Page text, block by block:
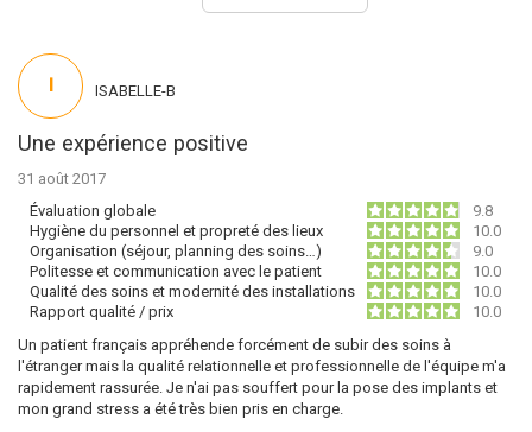
Une expérience positive
31 août 2017
Évaluation globale
9.8
Hygiène du personnel et propreté des lieux
10.0
Organisation (séjour, planning des soins…)
9.0
Politesse et communication avec le patient
10.0
Qualité des soins et modernité des installations
10.0
Rapport qualité / prix
10.0
Un patient français appréhende forcément de subir des soins à
l'étranger mais la qualité relationnelle et professionnelle de l'équipe m'a
rapidement rassurée. Je n'ai pas souffert pour la pose des implants et
mon grand stress a été très bien pris en charge.
ISABELLE-B